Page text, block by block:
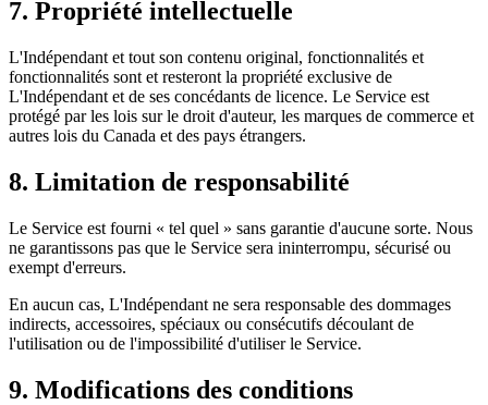
7. Propriété intellectuelle
L'Indépendant et tout son contenu original, fonctionnalités et
fonctionnalités sont et resteront la propriété exclusive de
L'Indépendant et de ses concédants de licence. Le Service est
protégé par les lois sur le droit d'auteur, les marques de commerce et
autres lois du Canada et des pays étrangers.
8. Limitation de responsabilité
Le Service est fourni « tel quel » sans garantie d'aucune sorte. Nous
ne garantissons pas que le Service sera ininterrompu, sécurisé ou
exempt d'erreurs.
En aucun cas, L'Indépendant ne sera responsable des dommages
indirects, accessoires, spéciaux ou consécutifs découlant de
l'utilisation ou de l'impossibilité d'utiliser le Service.
9. Modifications des conditions